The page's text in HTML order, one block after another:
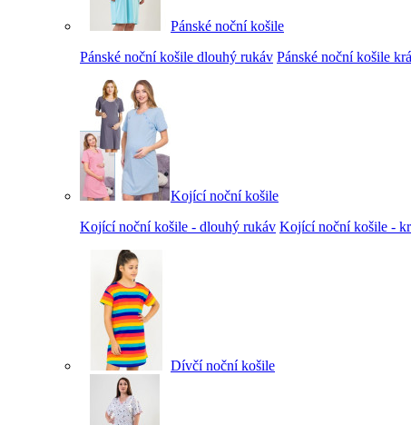
Pánské noční košile
Pánské noční košile dlouhý rukáv Pánské noční košile
Kojící noční košile
Kojící noční košile - dlouhý rukáv Kojící noční košile -
Dívčí noční košile